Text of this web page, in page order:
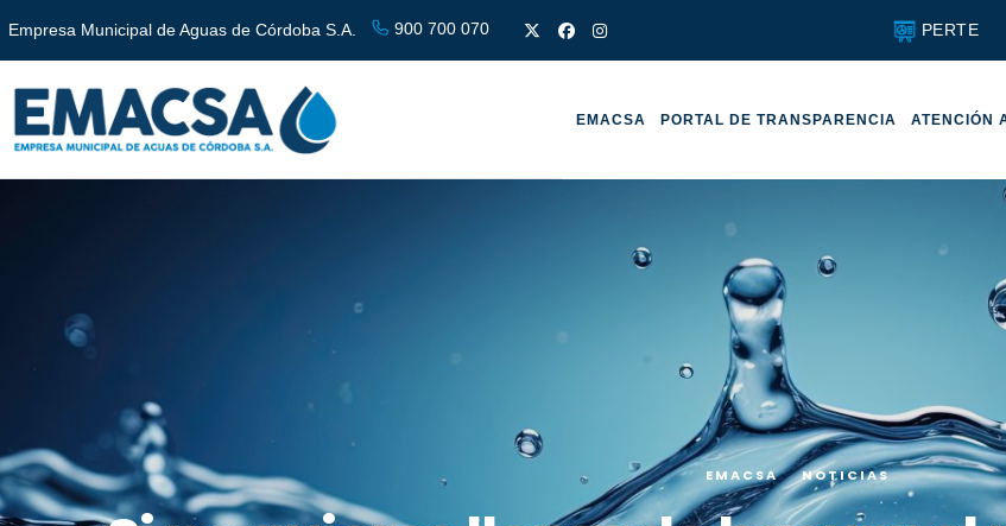
Empresa Municipal de Aguas de Córdoba S.A. 900 700 070 PERTE
EMACSA PORTAL DE TRANSPARENCIA ATENCIÓN
EMACSA NOTICIAS